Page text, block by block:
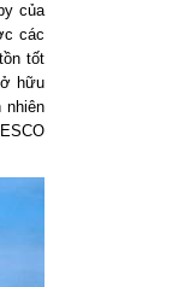
của
các
tốt
hữu
nhiên